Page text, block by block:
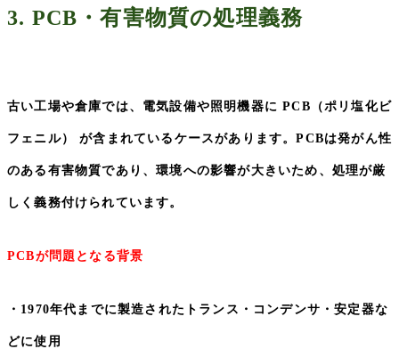
3. PCB ・有害物質の処理義務
古い工場や倉庫では、電気設備や照明機器に PCB （ポリ塩化ビ
フェニル） が含まれているケースがあります。PCBは発がん性
のある有害物質であり、環境への影響が大きいため、処理が厳
しく義務付けられています。
PCBが問題となる背景
・ 1970年代までに製造されたトランス・コンデンサ・安定器な
どに使用